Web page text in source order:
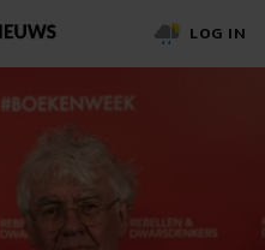
LOG IN